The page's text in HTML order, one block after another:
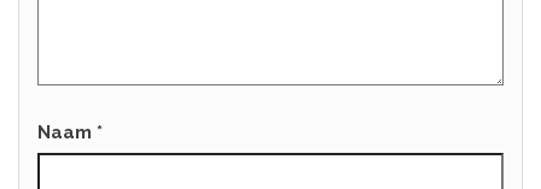
Naam *